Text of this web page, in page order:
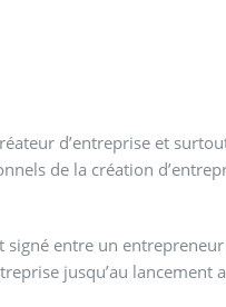
d’entreprise et
de la création
signé entre un
jusqu’au lancement